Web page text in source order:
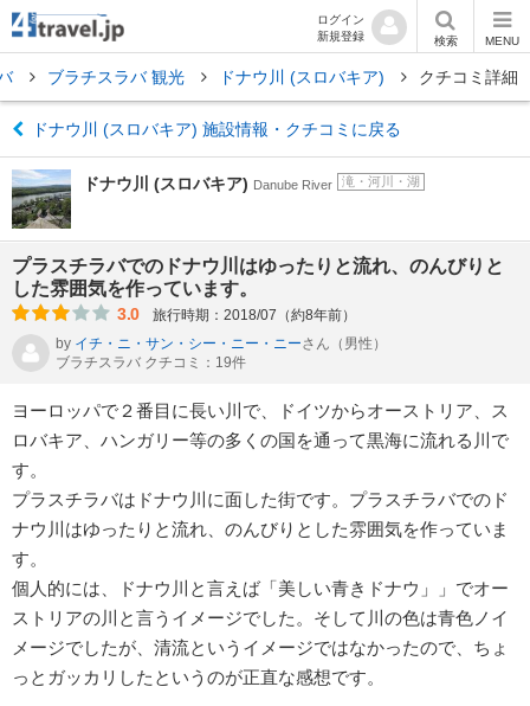
ログイン
新規登録
検索 MENU
ブラチスラバ 観光 ドナウ川 (スロバキア) クチコミ詳細
ドナウ川 (スロバキア) 施設情報・クチコミに戻る
ドナウ川 (スロバキア) Danube River 滝・河川・湖
プラスチラバでのドナウ川はゆったりと流れ、のんびりと
した雰囲気を作っています。
3.0
旅行時期：2018/07（約8年前）
by イチ・ニ・サン・シー・ニー・ニーさん （男性）
ブラチスラバ クチコミ：19件
ヨーロッパで２番目に長い川で、ドイツからオーストリア、ス
ロバキア、ハンガリー等の多くの国を通って黒海に流れる川で
す。
プラスチラバはドナウ川に面した街です。プラスチラバでのド
ナウ川はゆったりと流れ、のんびりとした雰囲気を作っていま
す。
個人的には、ドナウ川と言えば「美しい青きドナウ」」でオー
ストリアの川と言うイメージでした。そして川の色は青色ノイ
メージでしたが、清流というイメージではなかったので、ちょ
っとガッカリしたというのが正直な感想です。